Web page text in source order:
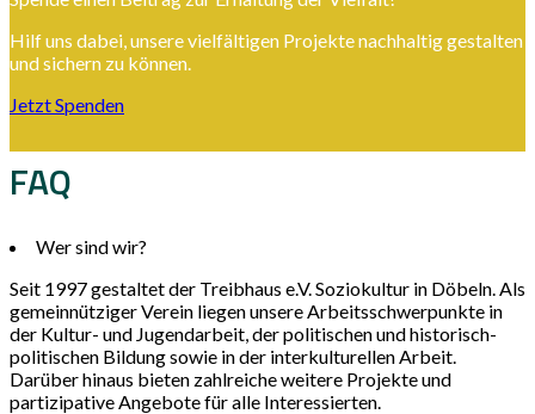
Hilf uns dabei, unsere vielfältigen Projekte nachhaltig gestalten
und sichern zu können.
Jetzt Spenden
FAQ
Wer sind wir?
Seit 1997 gestaltet der Treibhaus e.V. Soziokultur in Döbeln. Als
gemeinnütziger Verein liegen unsere Arbeitsschwerpunkte in
der Kultur- und Jugendarbeit, der politischen und historisch-
politischen Bildung sowie in der interkulturellen Arbeit.
Darüber hinaus bieten zahlreiche weitere Projekte und
partizipative Angebote für alle Interessierten.